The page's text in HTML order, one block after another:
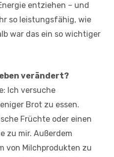
entziehen – und
so leistungsfähig, wie
war das ein so wichtiger
verändert?
Ich versuche
Brot zu essen.
Früchte oder einen
zu mir. Außerdem
von Milchprodukten zu